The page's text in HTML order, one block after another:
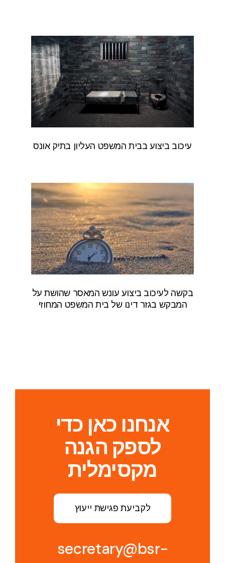
עיכוב ביצוע בבית המשפט העליון בתיק אונס
בקשה לעיכוב ביצוע עונש המאסר שהושת על
המבקש בגזר דינו של בית המשפט המחוזי
אנחנו כאן כדי
לספק הגנה
מקסימלית
לקביעת פגישת ייעוץ
secretary@bsr-